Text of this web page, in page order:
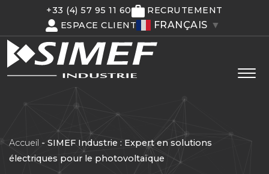
+33 (4) 57 95 11 60
RECRUTEMENT
ESPACE CLIENT
FRANÇAIS ▼
Accueil - SIMEF Industrie : Expert en solutions
électriques pour le photovoltaïque